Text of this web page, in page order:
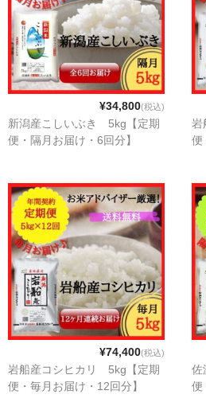
¥34,800(税込)
新潟産こしいぶき 5kg【定期
便・隔月お届け・6回分】
岩
便
¥74,400(税込)
岩船産コシヒカリ 5kg【定期
便・毎月お届け・12回分】
佐
便